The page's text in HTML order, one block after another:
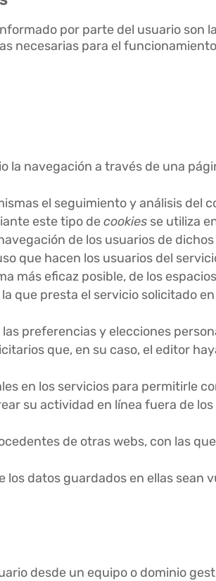
por parte del usuario son
necesarias para el
la navegación a través de una
el seguimiento y análisis del
este tipo decookies se utiliza
de los usuarios de
que hacen los usuarios del
más eficaz posible, de los
que presta el servicio solicitado
preferencias y elecciones
que, en su caso, el editor
en los servicios para permitirle
su actividad en línea fuera de
de otras webs, con las
datos guardados en ellas sean
desde un equipo o dominio